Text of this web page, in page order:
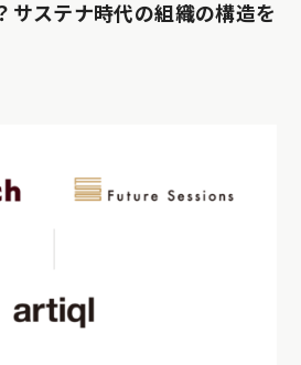
サステナ時代の組織の構造を